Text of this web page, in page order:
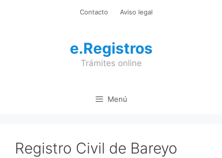
Contacto Aviso legal
e.Registros
Trámites online
Menú
Registro Civil de Bareyo